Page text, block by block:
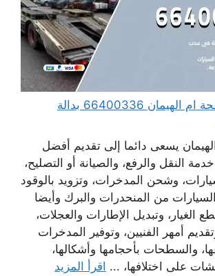
ونش كرين سطحة ام الهيمان 66400336 بدالة
يسعى دائما إلى تقديم أفضل
النقل والرفع، والصيانة أو التصليح،
وشحن المدخرات، وتزويد بالوقود
من المنحدرات والبرك وأيضا
الغيار، وتبديل الإطارات والعجلات،
أمهر الفنيين، وتوفير المدخرات
والسطحات بأحجامها وأشكالها،
على اختلافها، ... اقرأ المزيد